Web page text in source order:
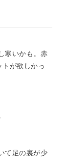
寒いかも。赤
が欲しかっ
て足の裏が少